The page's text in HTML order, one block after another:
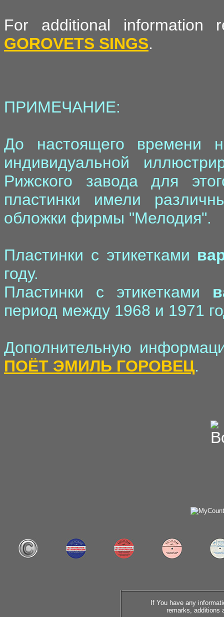
For additional
GOROVETS SINGS.
ПРИМЕЧАНИЕ:
До настоящего времени
индивидуальной
Рижского завода для
пластинки имели
обложки фирмы "Мелодия".
Пластинки с этикетками
году.
Пластинки с этикетками
период между 1968 и 1971
Дополнительную
ПОЁТ ЭМИЛЬ ГОРОВЕЦ.